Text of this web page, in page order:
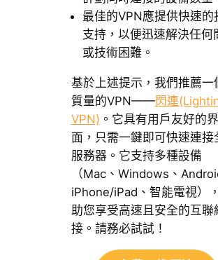
最佳的VPN應提供快速的
支持，以便迅速解決任何
或技術困難。
基於上述提示，我們推薦一
質量的VPN——閃連
VPN) 。它具有用戶友好的界
面，只需一鍵即可快速連接
服務器。它支持多種設備
（Mac、Windows、
iPhone/iPad、智能電視）
助您享受高速且安全的互聯
接。請務必試試！